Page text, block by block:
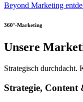
Beyond Marketing
360°-Marketing
Unsere
Strategisch durchdacht.
Strategie, Content